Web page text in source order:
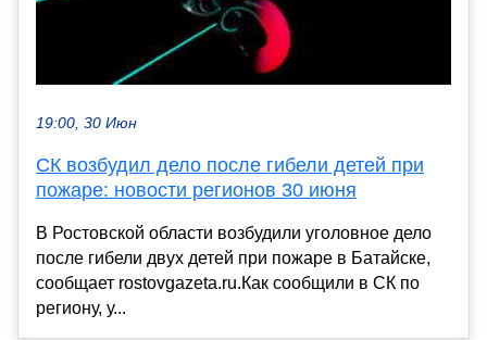
19:00, 30 Июн
СК возбудил дело после гибели детей при
пожаре: новости регионов 30 июня
В Ростовской области возбудили уголовное дело
после гибели двух детей при пожаре в Батайске,
сообщает rostovgazeta.ru.Как сообщили в СК по
региону, у...